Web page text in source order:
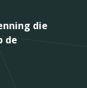
die
de